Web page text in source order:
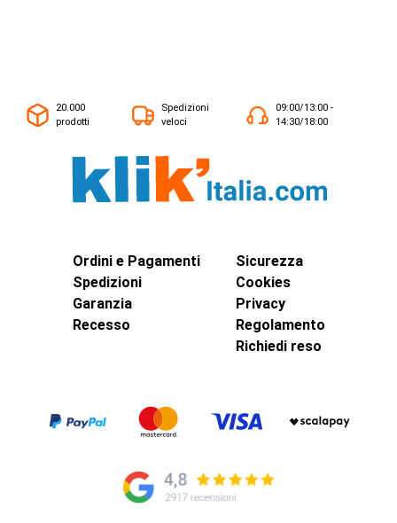
20.000
prodotti
Spedizioni
veloci
09:00/13:00 -
14:30/18:00
Ordini e Pagamenti
Spedizioni
Garanzia
Recesso
Sicurezza
Cookies
Privacy
Regolamento
Richiedi reso